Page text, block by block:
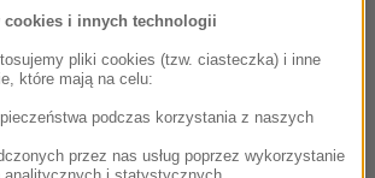
pobraniu z dna morza materiału,
dalszej analizie. Oddzielne
sprawie możliwego aktu sabotażu
prowadzą także władze Danii.
cookies i innych technologii
pliki cookies (tzw. ciasteczka) i inne
które mają na celu:
podczas korzystania z naszych
przez nas usług poprzez wykorzystanie